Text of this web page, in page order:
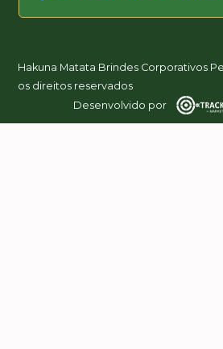
Hakuna Matata Brindes Corporativos
os direitos reservados
Desenvolvido por